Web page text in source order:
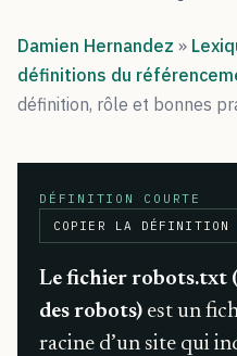
Damien Hernandez »
définitions du
définition, rôle et bonnes
DÉFINITION COURTE
COPIER LA DÉFINITION
Le fichier robots.txt
des robots) est un
racine d’un site qui